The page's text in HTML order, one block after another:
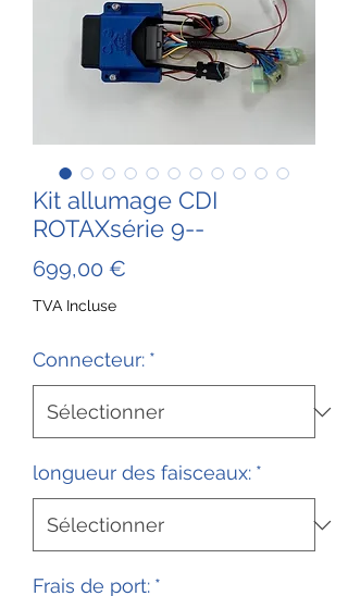
Kit allumage CDI
ROTAXsérie 9--
699,00 €
TVA Incluse
Connecteur: *
longueur des faisceaux: *
Frais de port: *